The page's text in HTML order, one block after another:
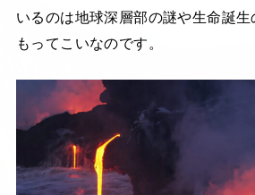
いるのは地球深層部の謎や生命誕
もってこいなのです。